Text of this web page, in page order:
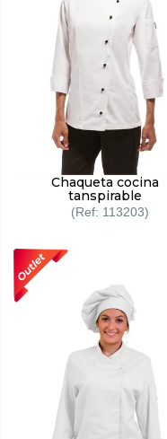
Chaqueta cocina
tanspirable
113203